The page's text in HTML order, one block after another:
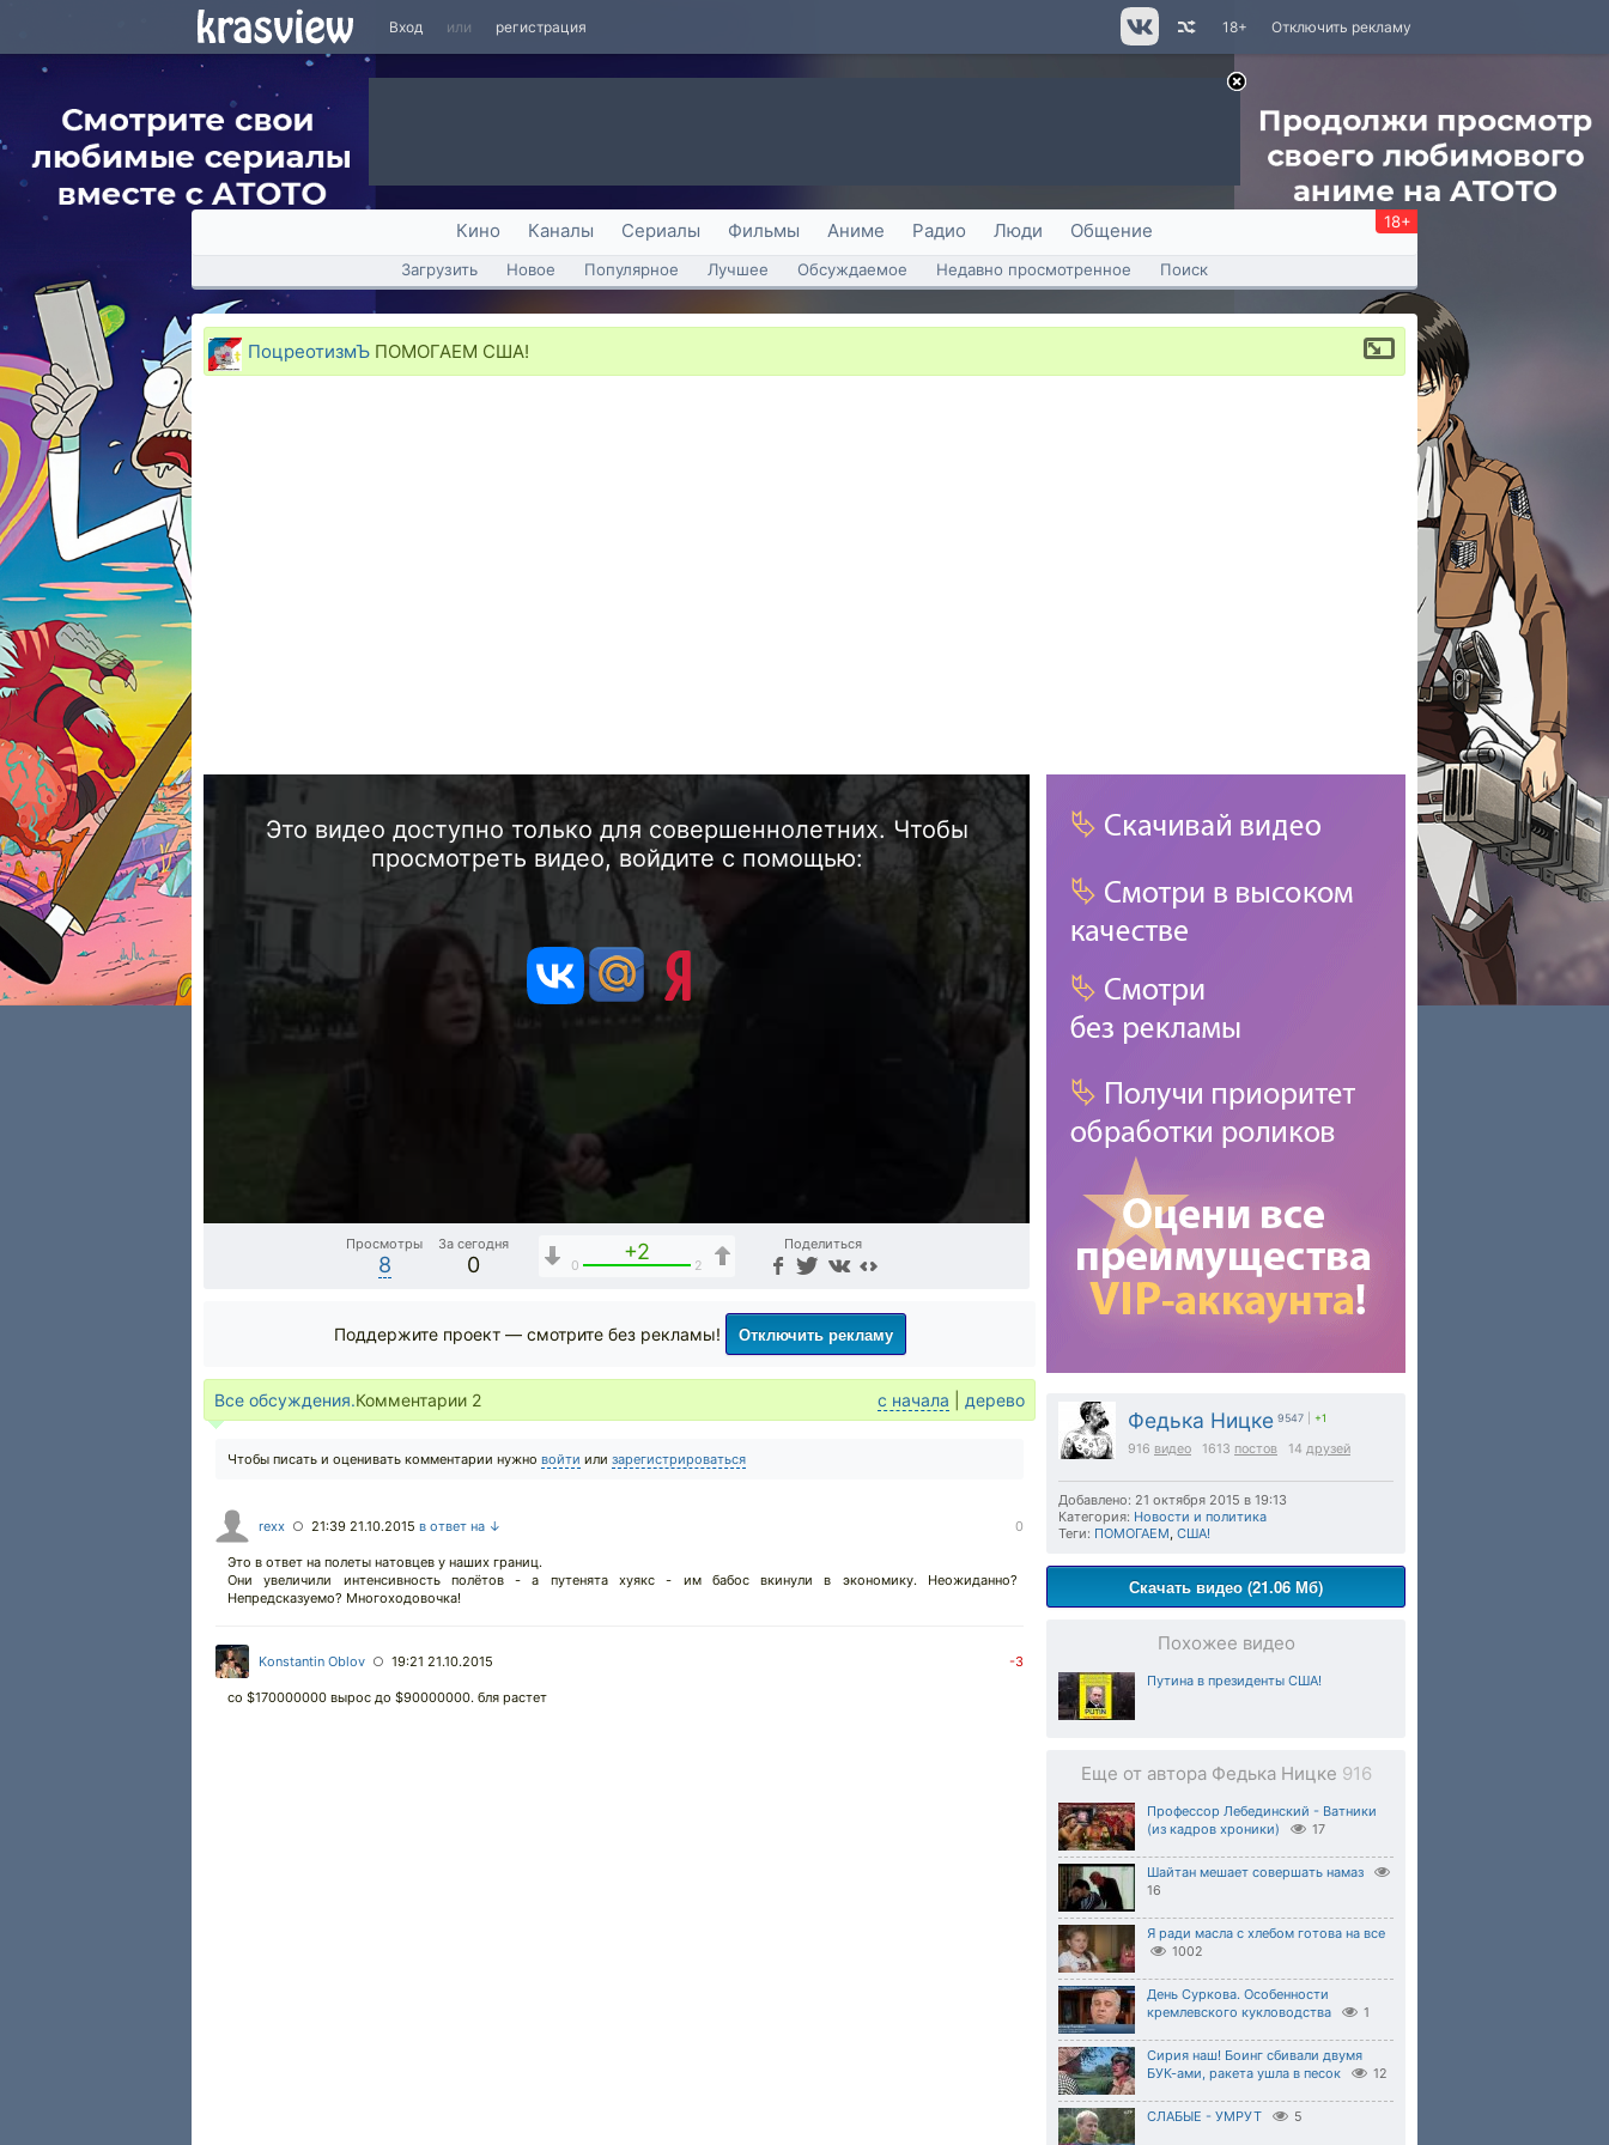
Вход или регистрация Отключить рекламу
18+
Кино Каналы Сериалы Фильмы Аниме Радио Люди Общение 18+
Загрузить Новое Популярное Лучшее Обсуждаемое Недавно просмотренное Поиск
ПоцреотизмЪ ПОМОГАЕМ США!
Это видео доступно только для совершеннолетних. Чтобы
просмотреть видео, войдите с помощью:
Просмотры
8
За сегодня
0
+2
0 2
Поделиться
Федька Ницке 9547 +1
916 видео 1613 постов 14 друзей
Добавлено: 21 октября 2015 в 19:13
Категория: Новости и политика
Теги: ПОМОГАЕМ, США!
Скачать видео (21.06 Мб)
Похожее видео
Путина в президенты США!
Еще от автора Федька Ницке 916
Профессор Лебединский - Ватники
(из кадров хроники)
17
Шайтан мешает совершать намаз
16
Я ради масла с хлебом готова на все
1002
День Суркова. Особенности
кремлевского кукловодства
1
Сирия наш! Боинг сбивали двумя
БУК-ами, ракета ушла в песок
12
СЛАБЫЕ - УМРУТ 5
Поддержите проект — смотрите без рекламы! Отключить рекламу
Все обсуждения.Комментарии 2 с начала дерево
Чтобы писать и оценивать комментарии нужно войти или зарегистрироваться
rexx ○ 21:39 21.10.2015 в ответ на ↓ 0
Это в ответ на полеты натовцев у наших границ.
Они увеличили интенсивность полётов - а путенята хуякс - им бабос вкинули в экономику. Неожиданно?
Непредсказуемо? Многоходовочка!
Konstantin Oblov ○ 19:21 21.10.2015 -3
со $170000000 вырос до $90000000. бля растет